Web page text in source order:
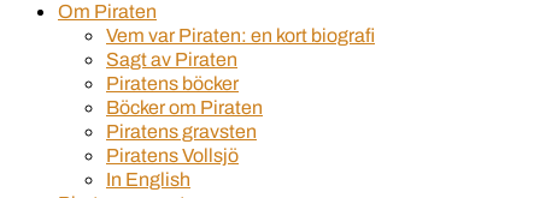
Om Piraten
Vem var Piraten: en kort biografi
Sagt av Piraten
Piratens böcker
Böcker om Piraten
Piratens gravsten
Piratens Vollsjö
In English